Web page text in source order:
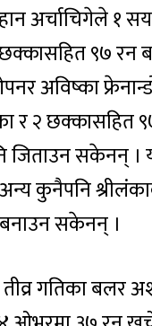
अर्चाचिगेले १
९७ रन
अविष्का
र २ छक्कासहित
जिताउन सकेनन् ।
कुनैपनि
सकेनन् ।
गतिका बलर